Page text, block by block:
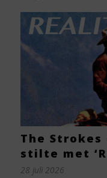
The
stilte met
28 juli 2026